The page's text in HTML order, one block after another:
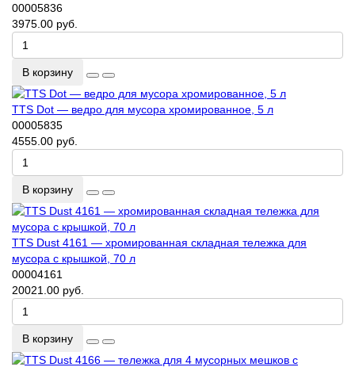
00005836
3975.00 руб.
В корзину
TTS Dot — ведро для мусора хромированное, 5 л
00005835
4555.00 руб.
В корзину
TTS Dust 4161 — хромированная складная тележка для
мусора с крышкой, 70 л
00004161
20021.00 руб.
В корзину